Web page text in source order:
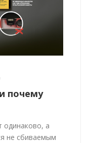
почему
одинаково, а
не сбиваемым